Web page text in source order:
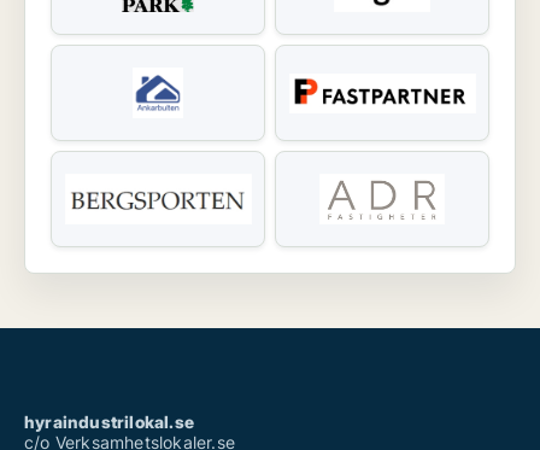
hyraindustrilokal.se
c/o Verksamhetslokaler.se